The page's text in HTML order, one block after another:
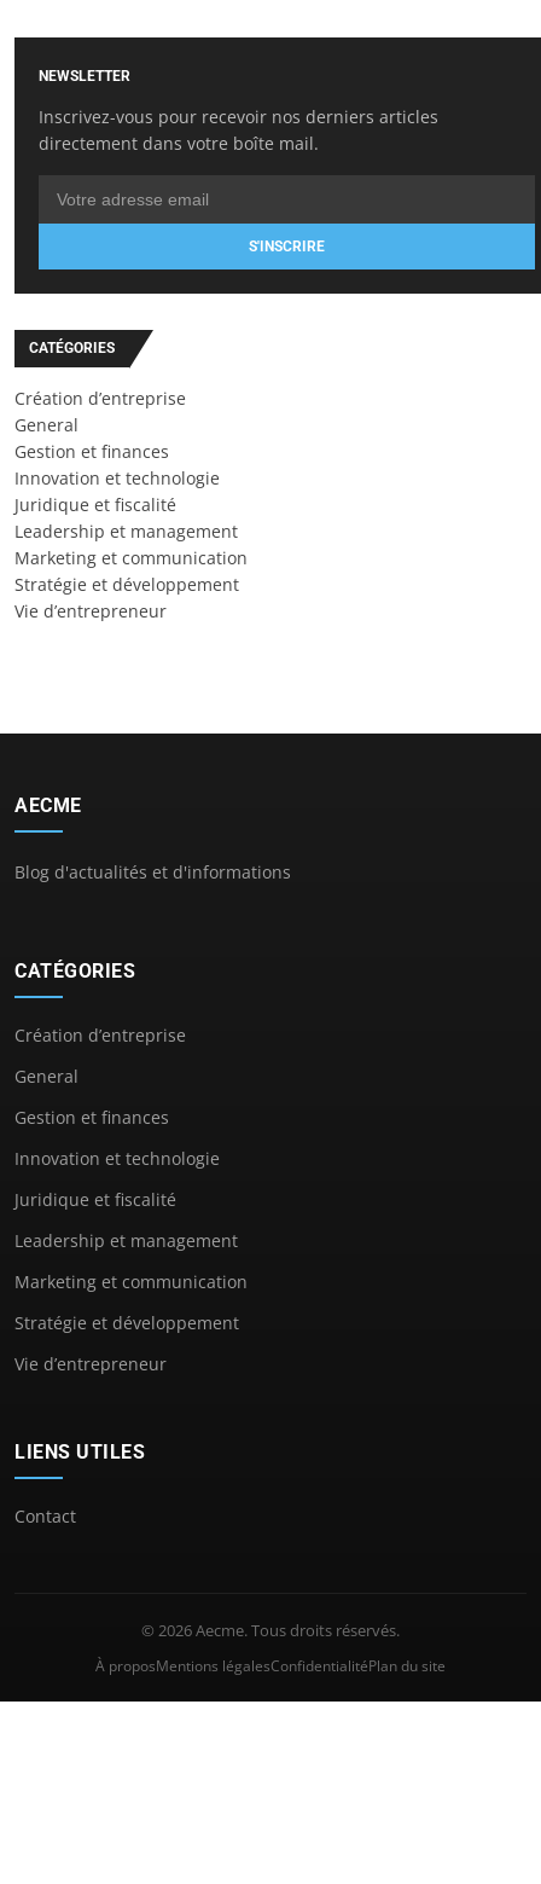
NEWSLETTER
Inscrivez-vous pour recevoir nos derniers articles
directement dans votre boîte mail.
S'INSCRIRE
CATÉGORIES
Création d’entreprise
General
Gestion et finances
Innovation et technologie
Juridique et fiscalité
Leadership et management
Marketing et communication
Stratégie et développement
Vie d’entrepreneur
AECME
Blog d'actualités et d'informations
CATÉGORIES
Création d’entreprise
General
Gestion et finances
Innovation et technologie
Juridique et fiscalité
Leadership et management
Marketing et communication
Stratégie et développement
Vie d’entrepreneur
LIENS UTILES
Contact
© 2026 Aecme. Tous droits réservés.
À proposMentions légalesConfidentialitéPlan du site